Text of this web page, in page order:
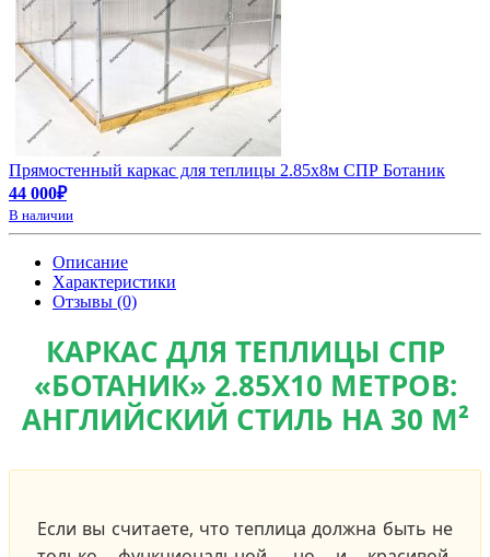
Прямостенный каркас для теплицы 2.85х8м СПР Ботаник
44 000₽
В наличии
Описание
Характеристики
Отзывы (0)
КАРКАС ДЛЯ ТЕПЛИЦЫ СПР
«БОТАНИК» 2.85Х10 МЕТРОВ:
АНГЛИЙСКИЙ СТИЛЬ НА 30 М²
Если вы считаете, что теплица должна быть не